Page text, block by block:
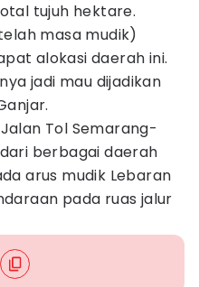
tujuh hektare.
masa mudik)
alokasi daerah ini.
jadi mau dijadikan
Tol Semarang-
berbagai daerah
arus mudik Lebaran
pada ruas jalur